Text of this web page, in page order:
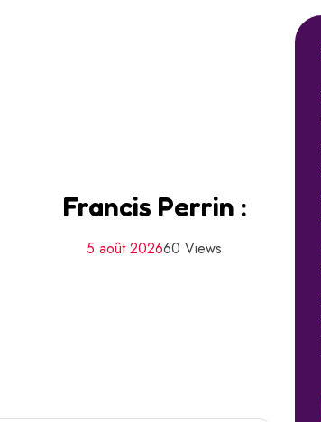
Francis Perrin :
5 août 202660 Views